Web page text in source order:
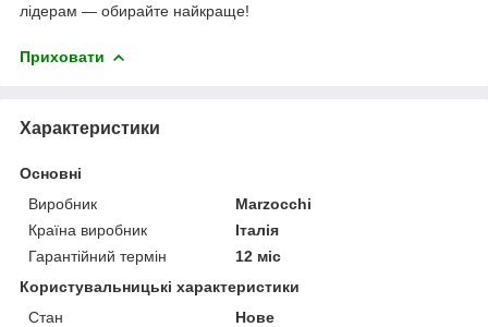
лідерам — обирайте найкраще!
Приховати
Характеристики
Основні
Виробник
Marzocchi
Країна виробник
Італія
Гарантійний термін
12 міс
Користувальницькі характеристики
Стан
Нове